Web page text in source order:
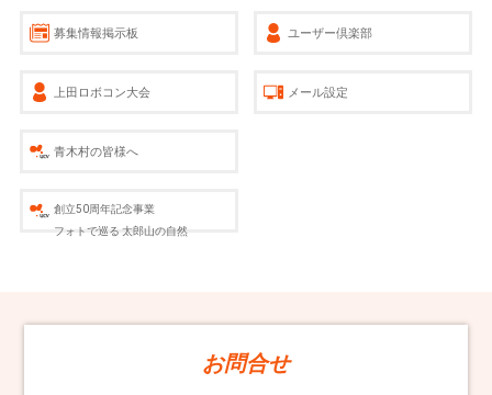
募集情報掲示板 ユーザー倶楽部
上田ロボコン大会 メール設定
青木村の皆様へ
創立50周年記念事業
フォトで巡る 太郎山の自然
お問合せ